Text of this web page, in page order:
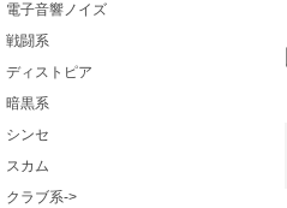
電子音響ノイズ
戦闘系
ディストピア
暗黒系
シンセ
スカム
クラブ系->